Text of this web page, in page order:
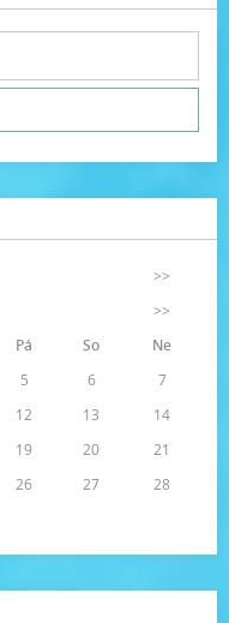
>>
>>
Pá So
Ne
5 6
7
12 13
14
19 20
21
26 27
28